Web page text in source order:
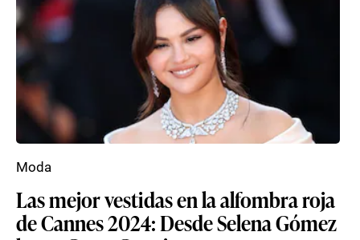
Las mejor vestidas en la alfombra roja
de Cannes 2024: Desde Selena Gómez
Moda